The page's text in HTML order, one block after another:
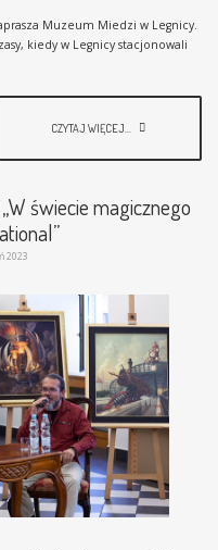
Muzeum Miedzi w Legnicy.
kiedy w Legnicy stacjonowali
CZYTAJ WIĘCEJ...
świecie magicznego
2023